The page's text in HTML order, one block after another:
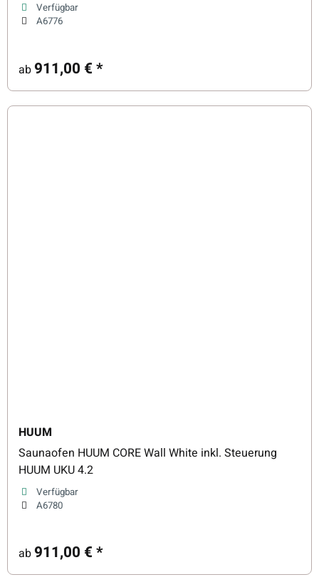
Verfügbar
A6776
ab911,00 €*
HUUM
Saunaofen HUUM CORE Wall White inkl. Steuerung
HUUM UKU 4.2
Verfügbar
A6780
ab911,00 €*